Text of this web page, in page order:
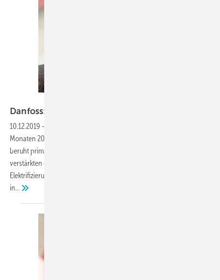
Danfoss: Weiter auf
10.12.2019 -
Monaten 2019 um 4 Prozent auf 4,8 Mrd. Euro steigern. Das Ergebnis
beruht primär auf den Kerngeschäften der Gruppe sowie der
verstärkten globalen Ausrichtung auf Energieeffizienz und
Elektrifizierung im Zuge der Energiewende. Insbesondere die Märkte
in...